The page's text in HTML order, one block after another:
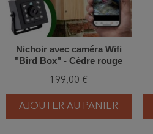
Nichoir avec caméra Wifi
"Bird Box" - Cèdre rouge
199,00 €
AJOUTER AU PANIER